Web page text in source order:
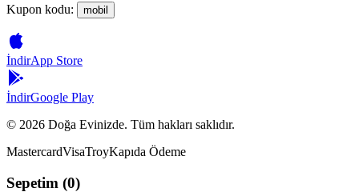
Kupon kodu: mobil
İndirApp Store
İndirGoogle Play
© 2026 Doğa Evinizde. Tüm hakları saklıdır.
MastercardVisaTroyKapıda Ödeme
Sepetim (0)